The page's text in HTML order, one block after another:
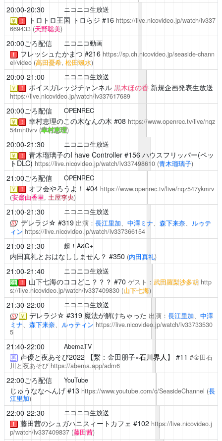
20:00-20:30 ニコニコ生放送
￥ ！ トロトロ王国 トロらジ #16 https://live.nicovideo.jp/watch/lv337
669433 (天野聡美)
20:00ごろ配信 ニコニコ動画
！ フレッシュたかまつ #216 https://sp.ch.nicovideo.jp/seaside-chann
el/video (高田憂希, 松田颯水)
20:00-21:00 ニコニコ生放送
￥ ！ ボイスガレッジチャンネル 黒木ほの香新規企画発表生放送
https://live.nicovideo.jp/watch/lv337617689
20:00ごろ配信 OPENREC
￥ ！ 幸村恵理のこの木なんの木 #08 https://www.openrec.tv/live/nqz
54mn0vrv (幸村恵理)
20:00-21:30 ニコニコ生放送
￥ ！ 青木瑠璃子のI have Controller#156 ハウスフリッパー(ペッ
トDLC) https://live.nicovideo.jp/watch/lv337498610 (青木瑠璃子)
21:00ごろ配信 OPENREC
￥ ！ オフ会やろうよ！ #04 https://www.openrec.tv/live/nqz547ykmrv
(安齋由香里, 土屋李央)
21:00-21:30 ニコニコ生放送
デレラジ☆ #319 出演： 長江里加 中澤ミナ 森下来奈、
ルゥテ
ィン https://live.nicovideo.jp/watch/lv337366154
21:00-21:30 超！A&G+
内田真礼とおはなししません？ #350 (内田真礼)
21:00-21:40 ニコニコ生放送
注 ！ 山下七海のココどこ？？？ #70 ゲスト： 武田羅梨沙多胡 http
s://live.nicovideo.jp/watch/lv337409830 (山下七海)
21:30-22:00 ニコニコ生放送
￥ デレラジ☆ #319 魔法が解けちゃった 出演： 長江里加、 中澤
ミナ、 森下来奈、 ルゥティン https://live.nicovideo.jp/watch/lv33733530
5
21:40-22:00 AbemaTV
再 声優と夜あそび2022【繋：金田朋子×石川界人 】 #11 #金田石
川と夜あそび https://abema.app/adm6
22:00ごろ配信 YouTube
じゅうななへんげ#13 https://www.youtube.com/c/SeasideChannel (長
江里加)
22:00-22:30 ニコニコ生放送
！ 藤田茜のシュガハニスィートカフェ #102 https://live.nicovideo.j
p/watch/lv337409837 (藤田茜)